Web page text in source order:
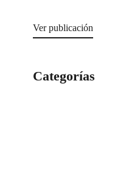
Ver publicación
Categorías